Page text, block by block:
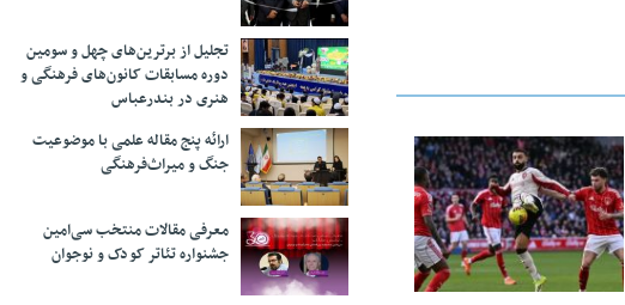
23 فوریه 2026
تجلیل از بر‌ترین‌های چهل و سومین
دوره مسابقات کانون‌های فرهنگی و
هنری در بندرعباس
ارائه پنج مقاله علمی با موضوعیت
جنگ و میراث‌فرهنگی
معرفی مقالات منتخب سی‌امین
جشنواره تئاتر کودک و نوجوان